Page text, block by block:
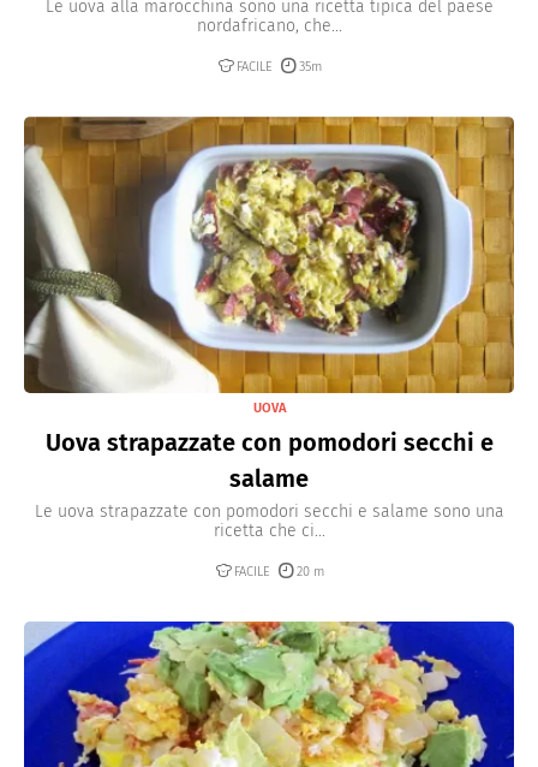
Le uova alla marocchina sono una ricetta tipica del paese
nordafricano, che...
FACILE 35m
UOVA
Uova strapazzate con pomodori secchi e
salame
Le uova strapazzate con pomodori secchi e salame sono una
ricetta che ci...
FACILE 20 m